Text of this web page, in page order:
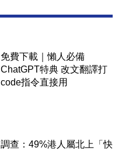
免費下載｜懶人必備
ChatGPT特典 改文翻譯打
code指令直接用
調查：49%港人屬北上「快